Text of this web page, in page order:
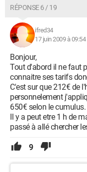
RÉPONSE 6 / 19
ifred34
17 juin 2009 à 09:54
Bonjour,
Tout d'abord il ne faut
connaitre ses tarifs
C'est sur que 212€ de
personnelement
650€ selon le cumulus.
Il y a peut etre 1 h de
passé à allé chercher
9